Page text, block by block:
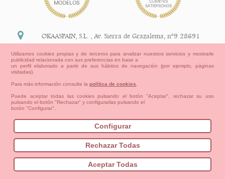
Bebés Pequeños/as Niña Niño
Mamas & Papas
NUEVA COLECCION
OUTLET-ULTIMAS TALLAS
Información Legal
política de devoluciones y reembolsos
Aviso Legal Aviso Cookies
Cómo crear tu cuenta OKAA.
Mapa del sitio
OKAASPAIN, S.L. ,Av. Sierra de Grazalema, nº9 28691
+34 91 113 89 09
Utilizamos cookies propias y de terceros para analizar nuestros servicios y mostrarle
publicidad relacionada con sus preferencias en base a
un perfil elaborado a partir de sus hábitos de navegación (por ejemplo, páginas
visitadas).
Para más información consulte lapolítica de cookies
Puede aceptar todas las cookies pulsando el botón "Aceptar", rechazar su uso
pulsando el botón "Rechazar" y configurarlas pulsando el
botón "Configurar".
Configurar
Rechazar Todas
Aceptar Todas